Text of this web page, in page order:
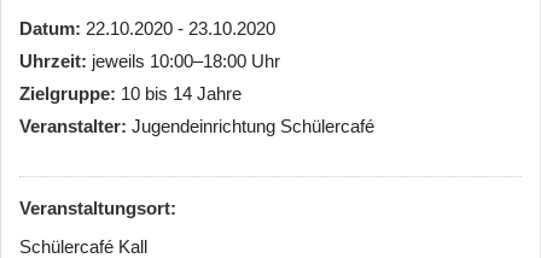
Datum 22.10.2020 - 23.10.2020
Uhrzeit jeweils 10:00–18:00 Uhr
Zielgruppe 10 bis 14 Jahre
Veranstalter Jugendeinrichtung Schülercafé
Veranstaltungsort:
Schülercafé Kall